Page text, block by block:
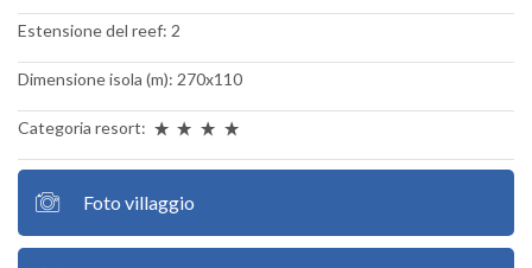
Estensione del reef: 2
Dimensione isola (m): 270x110
Categoria resort:
Foto villaggio